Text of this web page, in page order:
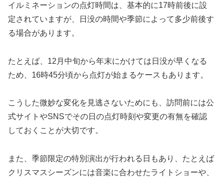
イルミネーションの点灯時間は、基本的に17時前後に設
定されていますが、日没の時間や季節によって多少前後す
る場合があります。
たとえば、12月中旬から年末にかけては日没が早くなる
ため、16時45分頃から点灯が始まるケースもあります。
こうした微妙な変化を見逃さないためにも、訪問前には公
式サイトやSNSでその日の点灯時刻や変更の有無を確認
しておくことが大切です。
また、季節限定の特別演出が行われる日もあり、たとえば
クリスマスシーズンには音楽に合わせたライトショーや、